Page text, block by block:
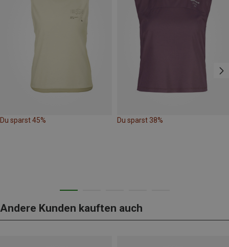
Du sparst 45% Du sparst 38%
Andere Kunden kauften auch